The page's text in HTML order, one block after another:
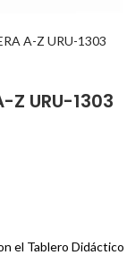
A-Z URU-1303
Z URU-1303
el Tablero Didáctico